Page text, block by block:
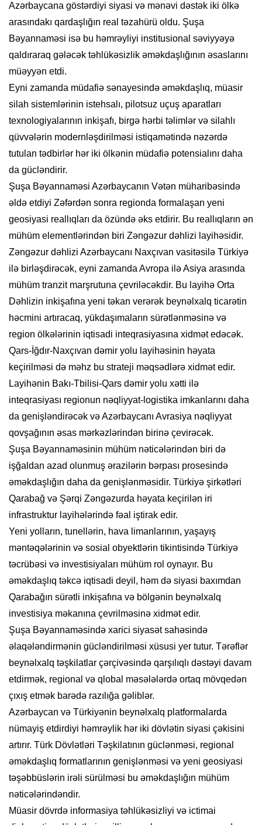
Azərbaycana göstərdiyi siyasi və mənəvi dəstək iki ölkə
arasındakı qardaşlığın real təzahürü oldu. Şuşa
Bəyannaməsi isə bu həmrəyliyi institusional səviyyəyə
qaldıraraq gələcək təhlükəsizlik əməkdaşlığının əsaslarını
müəyyən etdi.
Eyni zamanda müdafiə sənayesində əməkdaşlıq, müasir
silah sistemlərinin istehsalı, pilotsuz uçuş aparatları
texnologiyalarının inkişafı, birgə hərbi təlimlər və silahlı
qüvvələrin modernləşdirilməsi istiqamətində nəzərdə
tutulan tədbirlər hər iki ölkənin müdafiə potensialını daha
da gücləndirir.
Şuşa Bəyannaməsi Azərbaycanın Vətən müharibəsində
əldə etdiyi Zəfərdən sonra regionda formalaşan yeni
geosiyasi reallıqları da özündə əks etdirir. Bu reallıqların ən
mühüm elementlərindən biri Zəngəzur dəhlizi layihəsidir.
Zəngəzur dəhlizi Azərbaycanı Naxçıvan vasitəsilə Türkiyə
ilə birləşdirəcək, eyni zamanda Avropa ilə Asiya arasında
mühüm tranzit marşrutuna çevriləcəkdir. Bu layihə Orta
Dəhlizin inkişafına yeni təkan verərək beynəlxalq ticarətin
həcmini artıracaq, yükdaşımaların sürətlənməsinə və
region ölkələrinin iqtisadi inteqrasiyasına xidmət edəcək.
Qars-İğdır-Naxçıvan dəmir yolu layihəsinin həyata
keçirilməsi də məhz bu strateji məqsədlərə xidmət edir.
Layihənin Bakı-Tbilisi-Qars dəmir yolu xətti ilə
inteqrasiyası regionun nəqliyyat-logistika imkanlarını daha
da genişləndirəcək və Azərbaycanı Avrasiya nəqliyyat
qovşağının əsas mərkəzlərindən birinə çevirəcək.
Şuşa Bəyannaməsinin mühüm nəticələrindən biri də
işğaldan azad olunmuş ərazilərin bərpası prosesində
əməkdaşlığın daha da genişlənməsidir. Türkiyə şirkətləri
Qarabağ və Şərqi Zəngəzurda həyata keçirilən iri
infrastruktur layihələrində fəal iştirak edir.
Yeni yolların, tunellərin, hava limanlarının, yaşayış
məntəqələrinin və sosial obyektlərin tikintisində Türkiyə
təcrübəsi və investisiyaları mühüm rol oynayır. Bu
əməkdaşlıq təkcə iqtisadi deyil, həm də siyasi baxımdan
Qarabağın sürətli inkişafına və bölgənin beynəlxalq
investisiya məkanına çevrilməsinə xidmət edir.
Şuşa Bəyannaməsində xarici siyasət sahəsində
əlaqələndirmənin gücləndirilməsi xüsusi yer tutur. Tərəflər
beynəlxalq təşkilatlar çərçivəsində qarşılıqlı dəstəyi davam
etdirmək, regional və qlobal məsələlərdə ortaq mövqedən
çıxış etmək barədə razılığa gəliblər.
Azərbaycan və Türkiyənin beynəlxalq platformalarda
nümayiş etdirdiyi həmrəylik hər iki dövlətin siyasi çəkisini
artırır. Türk Dövlətləri Təşkilatının güclənməsi, regional
əməkdaşlıq formatlarının genişlənməsi və yeni geosiyasi
təşəbbüslərin irəli sürülməsi bu əməkdaşlığın mühüm
nəticələrindəndir.
Müasir dövrdə informasiya təhlükəsizliyi və ictimai